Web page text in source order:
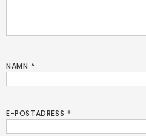
NAMN *
E-POSTADRESS *